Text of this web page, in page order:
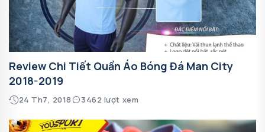
Review Chi Tiết Quần Áo Bóng Đá Man City
2018-2019
24 Th7, 2018 3462 lượt xem